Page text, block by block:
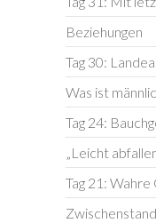
Beziehungen
Tag 30:
Was ist
Tag 24:
„Leicht
Tag 21: Wahre
Zwischenstand